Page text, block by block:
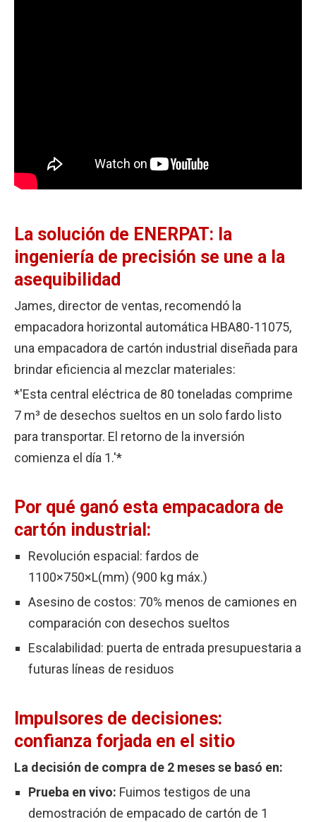
La solución de ENERPAT: la
ingeniería de precisión se une a la
asequibilidad
James, director de ventas, recomendó la
empacadora horizontal automática HBA80-11075,
una empacadora de cartón industrial diseñada para
brindar eficiencia al mezclar materiales:
*'Esta central eléctrica de 80 toneladas comprime
7 m³ de desechos sueltos en un solo fardo listo
para transportar. El retorno de la inversión
comienza el día 1.'*
Por qué ganó esta empacadora de
cartón industrial:
Revolución espacial: fardos de
1100×750×L(mm) (900 kg máx.)
Asesino de costos: 70% menos de camiones en
comparación con desechos sueltos
Escalabilidad: puerta de entrada presupuestaria a
futuras líneas de residuos
Impulsores de decisiones:
confianza forjada en el sitio
La decisión de compra de 2 meses se basó en:
Prueba en vivo: Fuimos testigos de una
demostración de empacado de cartón de 1